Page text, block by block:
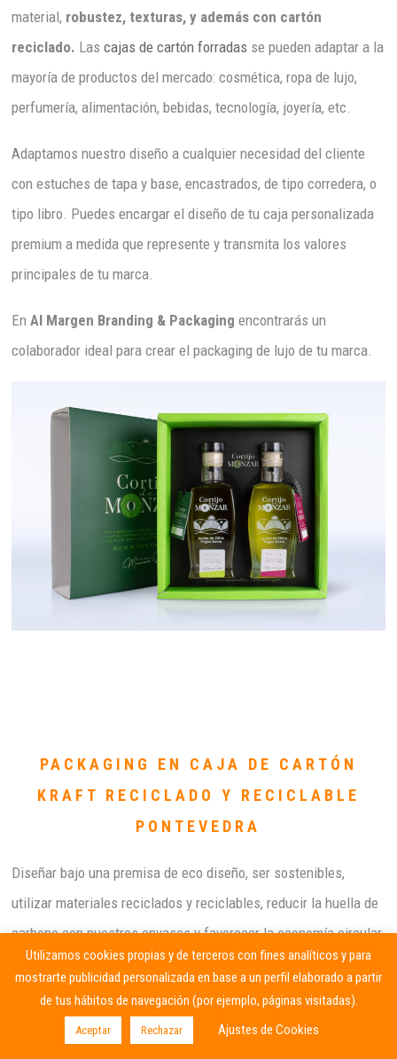
material, robustez, texturas, y además con cartón
reciclado. Lascajas de cartón forradas se pueden adaptar a la
mayoría de productos del mercado: cosmética, ropa de lujo,
perfumería, alimentación, bebidas, tecnología, joyería, etc.
Adaptamos nuestro diseño a cualquier necesidad del cliente
con estuches de tapa y base, encastrados, de tipo corredera, o
tipo libro. Puedes encargar el diseño de tu caja personalizada
premium a medida que represente y transmita los valores
principales de tu marca.
EnAl Margen Branding & Packaging encontrarás un
colaborador ideal para crear el packaging de lujo de tu marca.
PACKAGING EN CAJA DE CARTÓN
KRAFT RECICLADO Y RECICLABLE
PONTEVEDRA
Diseñar bajo una premisa de eco diseño, ser sostenibles,
utilizar materiales reciclados y reciclables, reducir la huella de
carbono con nuestros envases y favorecer la economía circular
es un objetivo prioritario para la mayoría de las empresas.
En Al Margen encontrarás cajas en cartón kraft procedentes de
pastas recicladas y reciclables que junto con al eco diseño
Utilizamos cookies propias y de terceros con fines analíticos y para
mostrarte publicidad personalizada en base a un perfil elaborado a partir
de tus hábitos de navegación (por ejemplo, páginas visitadas).
Aceptar Rechazar Ajustes de Cookies